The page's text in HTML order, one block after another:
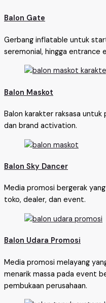
Balon Gate
Gerbang inflatable untuk
seremonial, hingga entrance
Balon Maskot
Balon karakter raksasa untuk
dan brand activation.
Balon Sky Dancer
Media promosi bergerak
toko, dealer, dan event.
Balon Udara Promosi
Media promosi melayang
menarik massa pada event
pembukaan perusahaan.